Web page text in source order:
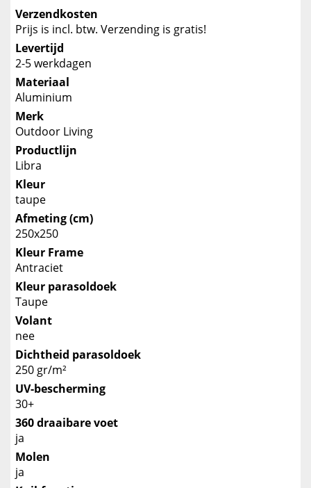
Verzendkosten
Prijs is incl. btw. Verzending is gratis!
Levertijd
2-5 werkdagen
Materiaal
Aluminium
Merk
Outdoor Living
Productlijn
Libra
Kleur
taupe
Afmeting (cm)
250x250
Kleur Frame
Antraciet
Kleur parasoldoek
Taupe
Volant
nee
Dichtheid parasoldoek
250 gr/m²
UV-bescherming
30+
360 draaibare voet
ja
Molen
ja